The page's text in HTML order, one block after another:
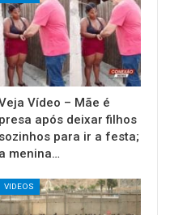
Vídeo – Mãe é
presa após deixar filhos
sozinhos para ir a festa;
a menina…
VIDEOS